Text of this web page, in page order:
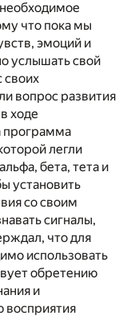
что пока мы
эмоций и
услышать свой
своих
вопрос развития
ходе
программа
легли
бета, тета и
установить
со своим
сигналы,
что для
использовать
обретению
и
восприятия